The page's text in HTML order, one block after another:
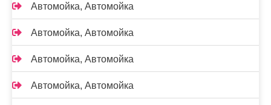
Автомойка, Автомойка
Автомойка, Автомойка
Автомойка, Автомойка
Автомойка, Автомойка